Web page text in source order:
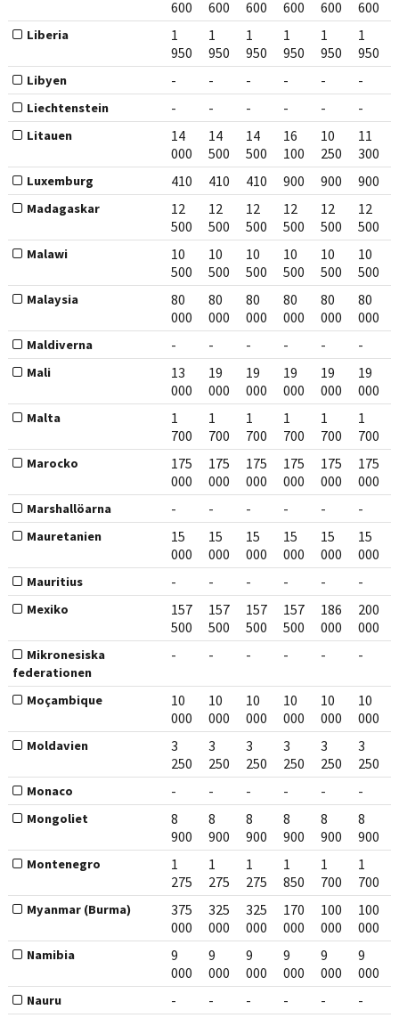
600 600 600 600 600 600
Liberia
1
950
1
950
1
950
1
950
1
950
1
950
Libyen - - - - - -
Liechtenstein - - - - - -
Litauen
14
000
14
500
14
500
16
100
10
250
11
300
Luxemburg 410 410 410 900 900 900
Madagaskar
12
500
12
500
12
500
12
500
12
500
12
500
Malawi
10
500
10
500
10
500
10
500
10
500
10
500
Malaysia
80
000
80
000
80
000
80
000
80
000
80
000
Maldiverna - - - - - -
Mali
13
000
19
000
19
000
19
000
19
000
19
000
Malta
1
700
1
700
1
700
1
700
1
700
1
700
Marocko
175
000
175
000
175
000
175
000
175
000
175
000
Marshallöarna - - - - - -
Mauretanien
15
000
15
000
15
000
15
000
15
000
15
000
Mauritius - - - - - -
Mexiko
157
500
157
500
157
500
157
500
186
000
200
000
Mikronesiska
federationen
- - - - - -
Moçambique
10
000
10
000
10
000
10
000
10
000
10
000
Moldavien
3
250
3
250
3
250
3
250
3
250
3
250
Monaco - - - - - -
Mongoliet
8
900
8
900
8
900
8
900
8
900
8
900
Montenegro
1
275
1
275
1
275
1
850
1
700
1
700
Myanmar (Burma)
375
000
325
000
325
000
170
000
100
000
100
000
Namibia
9
000
9
000
9
000
9
000
9
000
9
000
Nauru - - - - - -